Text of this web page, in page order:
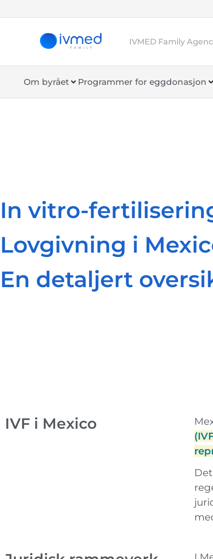
IVMED Family
Om byrået Programmer for eggdonasjon
In vitro-
Lovgivning i
En detaljert
IVF i Mexico